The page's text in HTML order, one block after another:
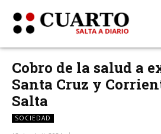
Cobro de la salud a
Santa Cruz y
Salta
SOCIEDAD